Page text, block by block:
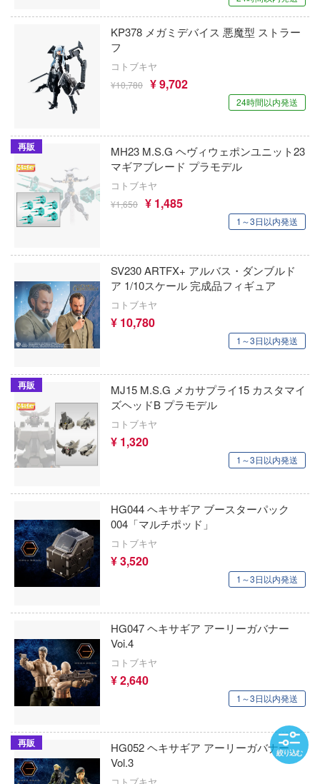
KP378 メガミデバイス 悪魔型 ストラー
フ
コトブキヤ
¥10,780 ¥ 9,702
24時間以内発送
再販
MH23 M.S.G ヘヴィウェポンユニット23
マギアブレード プラモデル
コトブキヤ
¥1,650 ¥ 1,485
1～3日以内発送
SV230 ARTFX+ アルバス・ダンブルド
ア 1/10スケール 完成品フィギュア
コトブキヤ
¥ 10,780
1～3日以内発送
再販
MJ15 M.S.G メカサプライ15 カスタマイ
ズヘッドB プラモデル
コトブキヤ
¥ 1,320
1～3日以内発送
HG044 ヘキサギア ブースターパック
004「マルチポッド」
コトブキヤ
¥ 3,520
1～3日以内発送
HG047 ヘキサギア アーリーガバナー
Voi.4
コトブキヤ
¥ 2,640
1～3日以内発送
再販
HG052 ヘキサギア アーリーガバナー
Vol.3
やはり俺の青春ラブコメはまちがっている
ゆるキャン△
ユニコーンオーバーロード
勇気爆発バーンブレイバーン
勇者ライディーン
幽☆遊☆白書
勇者刑に処す 懲罰勇者9004隊刑務記録
勇者シリーズ
鎧伝サムライトルーパー
妖怪ウォッチ
ヨスガノソラ
ラブライブ！
らんま1/2
楽園追放
羅小黑戰記
陸上自衛隊07式戦車 なっちん
リトルアーモリー
リバース：1999
ローゼンメイデン
Zimiモデル(ハセガワ)
XIAOT(シャオティー)
シュエンホワスタジオ
ジャダトイズ
ジョニーライトニング
ジェソン(ジェイソン)・スタジオ(バウマ
バーコーポレーション))
ジュエルケース
C&Craft
C&A Global Ltd. X CCSTOYS
JTTツリー(プラッツ)
HOZAN(ホーザン)
SynQ Lab.
秋東精工
シップヤードワークス(VIC)
シャルマン
CCSTOYS
JLC(ビーバーコーポレーション)
GMUモデル(バウマン・ビーバーコーポ
絞り込む